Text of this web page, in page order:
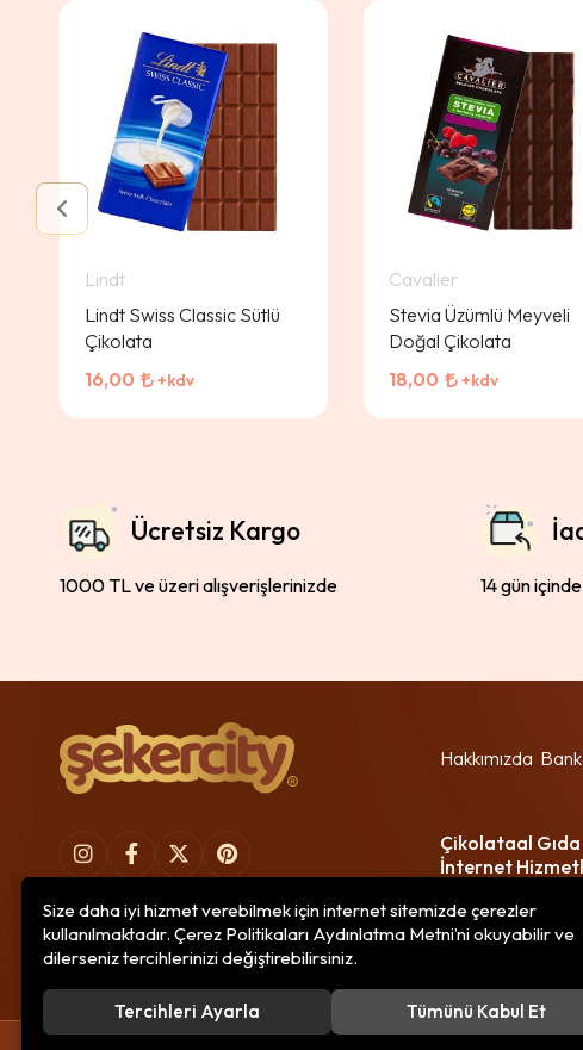
Lindt
Lindt Swiss Classic Sütlü
Çikolata
16,00
+kdv
Cavalier
Stevia Üzümlü Meyveli
Doğal Çikolata
18,00
+kdv
Ücretsiz Kargo
1000 TL ve üzeri alışverişlerinizde 14 gün
Hakkımızda
Çikolataal
İnternet
Size daha iyi hizmet verebilmek için internet sitemizde çerezler
kullanılmaktadır. Çerez Politikaları Aydınlatma Metni’ni okuyabilir ve
dilerseniz tercihlerinizi değiştirebilirsiniz.
Tercihleri Ayarla Tümünü Kabul Et